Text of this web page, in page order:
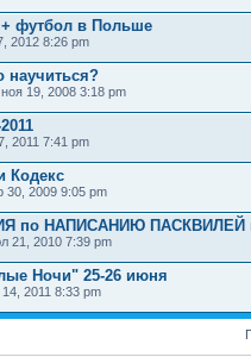
футбол в Польше
2012 8:26 pm
научиться?
19, 2008 3:18 pm
2011 7:41 pm
Кодекс
30, 2009 9:05 pm
по НАПИСАНИЮ
21, 2010 7:39 pm
Ночи" 25-26 июня
2011 8:33 pm